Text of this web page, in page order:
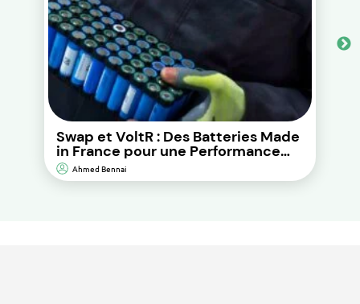
Swap et VoltR : Des Batteries Made
in France pour une Performance
Durable et d’Impact
Environnemental Réduit.
Ahmed Bennai